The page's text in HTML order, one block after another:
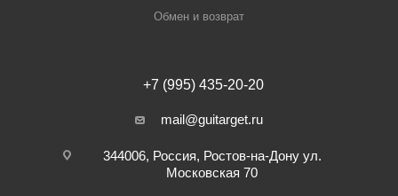
Обмен и возврат
+7 (995) 435-20-20
mail@guitarget.ru
344006, Россия, Ростов-на-Дону ул.
Московская 70